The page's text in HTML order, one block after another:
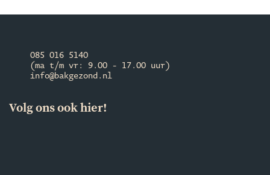
085 016 5140
(ma t/m vr: 9.00 - 17.00 uur)
info@bakgezond.nl
Volg ons ook hier!